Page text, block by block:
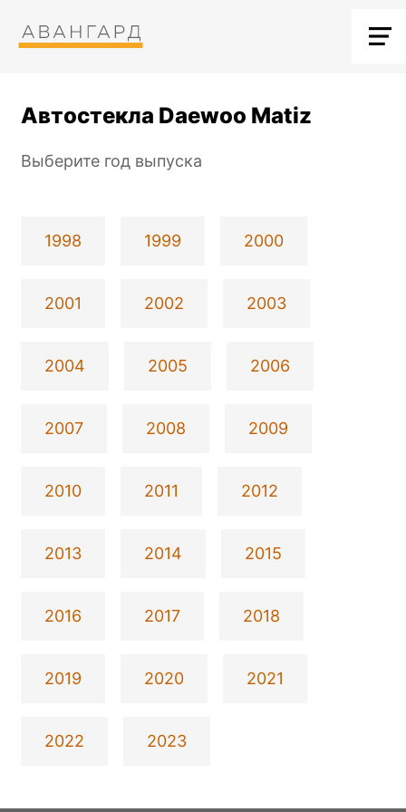
Автостекла Daewoo Matiz
Выберите год выпуска
1998 1999 2000
2001 2002 2003
2004 2005 2006
2007 2008 2009
2010 2011 2012
2013 2014 2015
2016 2017 2018
2019 2020 2021
2022 2023